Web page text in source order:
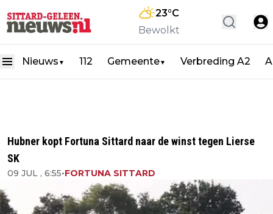
23°C
Bewolkt
Nieuws ▼ 112 Gemeente▼ Verbreding A2
Hubner kopt Fortuna Sittard naar de winst tegen Lierse
SK
09 JUL , 6:55•FORTUNA SITTARD